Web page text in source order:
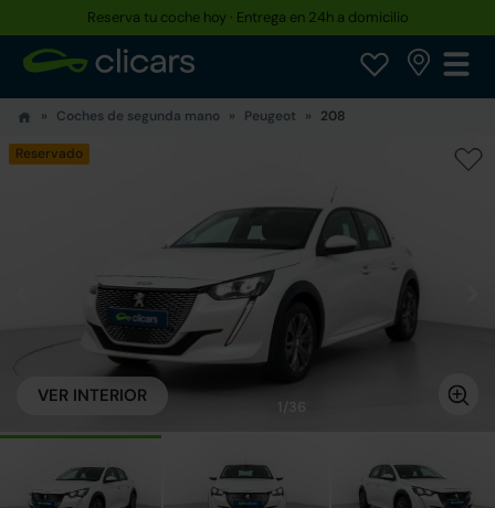
Coches de segunda mano Peugeot 208
Reservado
VER INTERIOR
1/36